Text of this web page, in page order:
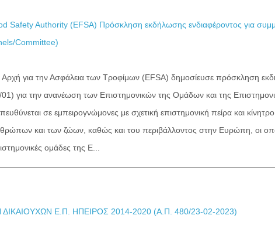
Safety Authority (EFSA) Πρόσκληση εκδήλωσης ενδιαφέροντος για
Committee)
για την Ασφάλεια των Τροφίμων (EFSA) δημοσίευσε πρόσκληση
για την ανανέωση των Επιστημονικών της Ομάδων και της
σε εμπειρογνώμονες με σχετική επιστημονική πείρα και
και των ζώων, καθώς και του περιβάλλοντος στην Ευρώπη, οι
ομάδες της E...
Ε.Π. ΗΠΕΙΡΟΣ 2014-2020 (Α.Π. 480/23-02-2023)